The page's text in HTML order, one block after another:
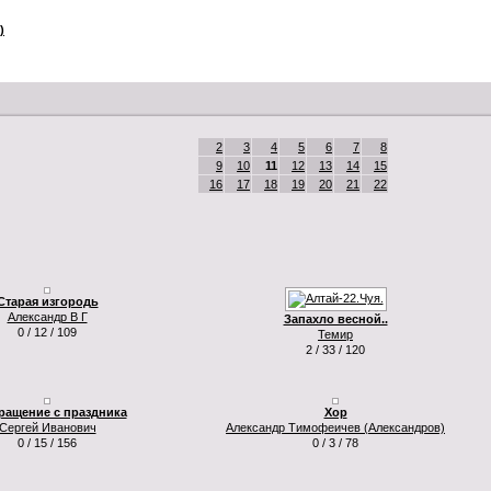
2 3 4 5 6 7
8
9
10 11 12 13 14
15
16
17 18 19 20 21 22
изгородь
Александр В Г
0 / 12 / 109
Запахло весной..
Темир
2 / 33 / 120
с праздника
Сергей Иванович
0 / 15 / 156
Хор
Александр Тимофеичев (Александров)
0 / 3 / 78